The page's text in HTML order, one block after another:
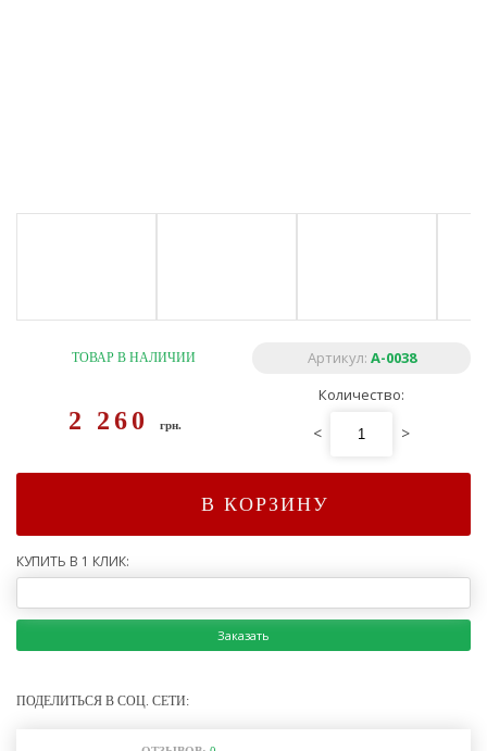
ТОВАР В НАЛИЧИИ Артикул: A-0038
2 260грн.
Количество:
< >
В КОРЗИНУ
КУПИТЬ В 1 КЛИК:
Заказать
ПОДЕЛИТЬСЯ В СОЦ. СЕТИ: